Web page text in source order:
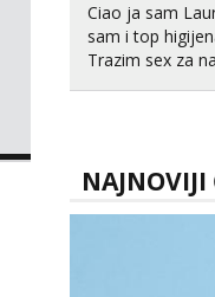
Ciao ja sam
sam i top
Trazim sex za nagradu Radim
NAJNOVIJI